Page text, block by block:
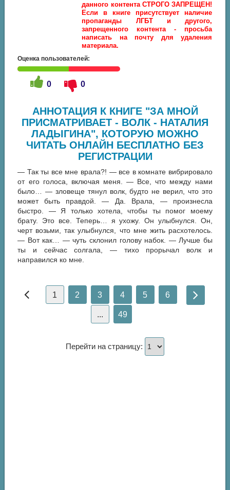
данного контента СТРОГО ЗАПРЕЩЕН!
Если в книге присутствует наличие
пропаганды ЛГБТ и другого,
запрещенного контента - просьба
написать на почту для удаления
материала.
Оценка пользователей:
0 0
АННОТАЦИЯ К КНИГЕ "ЗА МНОЙ
ПРИСМАТРИВАЕТ - ВОЛК - НАТАЛИЯ
ЛАДЫГИНА", КОТОРУЮ МОЖНО
ЧИТАТЬ ОНЛАЙН БЕСПЛАТНО БЕЗ
РЕГИСТРАЦИИ
— Так ты все мне врала?! — все в комнате вибрировало
от его голоса, включая меня. — Все, что между нами
было… — зловеще тянул волк, будто не верил, что это
может быть правдой. — Да. Врала, — произнесла
быстро. — Я только хотела, чтобы ты помог моему
брату. Это все. Теперь… я ухожу. Он улыбнулся. Он,
черт возьми, так улыбнулся, что мне жить расхотелось.
— Вот как… — чуть склонил голову набок. — Лучше бы
ты и сейчас солгала, — тихо прорычал волк и
направился ко мне.
1 2 3 4 5 6
... 49
Перейти на страницу: